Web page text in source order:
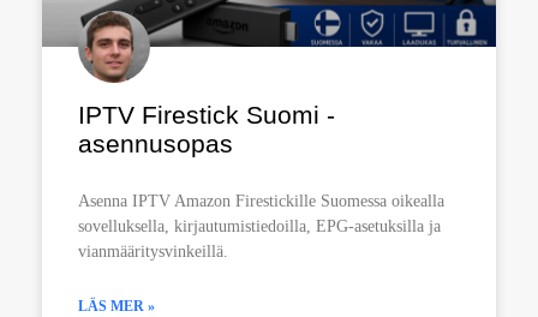
IPTV Firestick Suomi -
asennusopas
Asenna IPTV Amazon Firestickille Suomessa oikealla
sovelluksella, kirjautumistiedoilla, EPG-asetuksilla ja
vianmääritysvinkeillä.
LÄS MER »